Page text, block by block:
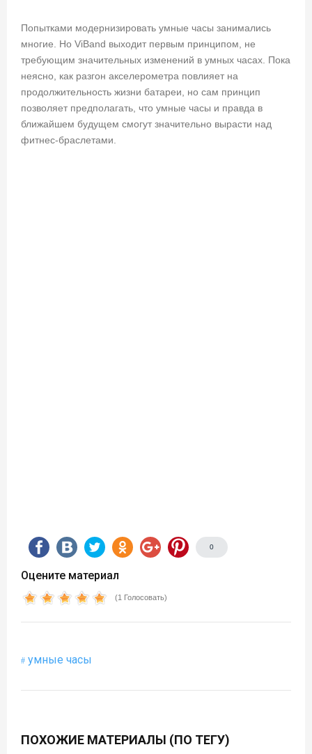
Попытками модернизировать умные часы занимались
многие. Но ViBand выходит первым принципом, не
требующим значительных изменений в умных часах. Пока
неясно, как разгон акселерометра повлияет на
продолжительность жизни батареи, но сам принцип
позволяет предполагать, что умные часы и правда в
ближайшем будущем смогут значительно вырасти над
фитнес-браслетами.
0
Оцените материал
(1 Голосовать)
умные часы
ПОХОЖИЕ МАТЕРИАЛЫ (ПО ТЕГУ)